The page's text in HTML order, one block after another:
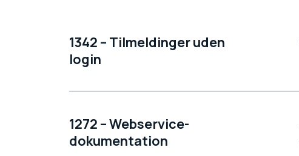
1342 – Tilmeldinger uden
login
1272 – Webservice-
dokumentation